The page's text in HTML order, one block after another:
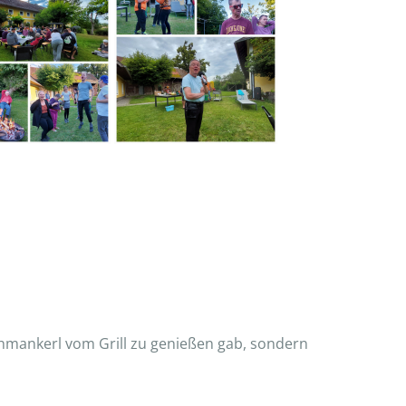
vom Grill zu genießen gab, sondern